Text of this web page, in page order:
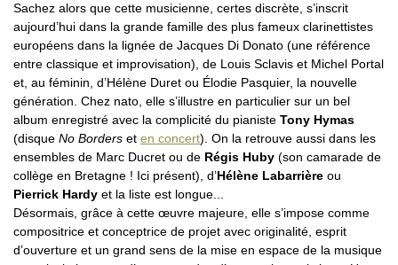
Sachez alors que cette musicienne, certes discrète, s’inscrit
aujourd’hui dans la grande famille des plus fameux clarinettistes
européens dans la lignée de Jacques Di Donato (une référence
entre classique et improvisation), de Louis Sclavis et Michel Portal
et, au féminin, d’Hélène Duret ou Élodie Pasquier, la nouvelle
génération. Chez nato, elle s’illustre en particulier sur un bel
album enregistré avec la complicité du pianiste Tony Hymas
(disque No Borders et en concert). On la retrouve aussi dans les
ensembles de Marc Ducret ou de Régis Huby (son camarade de
collège en Bretagne ! Ici présent), d’Hélène Labarrière ou
Pierrick Hardy et la liste est longue...
Désormais, grâce à cette œuvre majeure, elle s’impose comme
compositrice et conceptrice de projet avec originalité, esprit
d’ouverture et un grand sens de la mise en espace de la musique